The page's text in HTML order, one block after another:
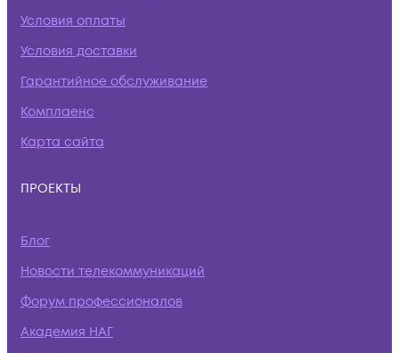
Условия оплаты
Условия доставки
Гарантийное обслуживание
Комплаенс
Карта сайта
ПРОЕКТЫ
Блог
Новости телекоммуникаций
Форум профессионалов
Академия НАГ